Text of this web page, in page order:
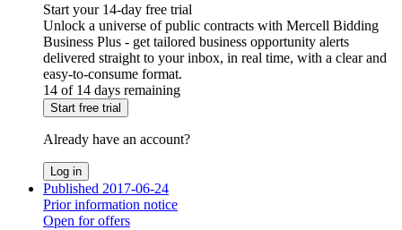
Start your 14-day free trial
Unlock a universe of public contracts with Mercell Bidding
Business Plus - get tailored business opportunity alerts
delivered straight to your inbox, in real time, with a clear and
easy-to-consume format.
14 of 14 days remaining
Start free trial
Already have an account?
Log in
Published 2017-06-24
Prior information notice
Open for offers